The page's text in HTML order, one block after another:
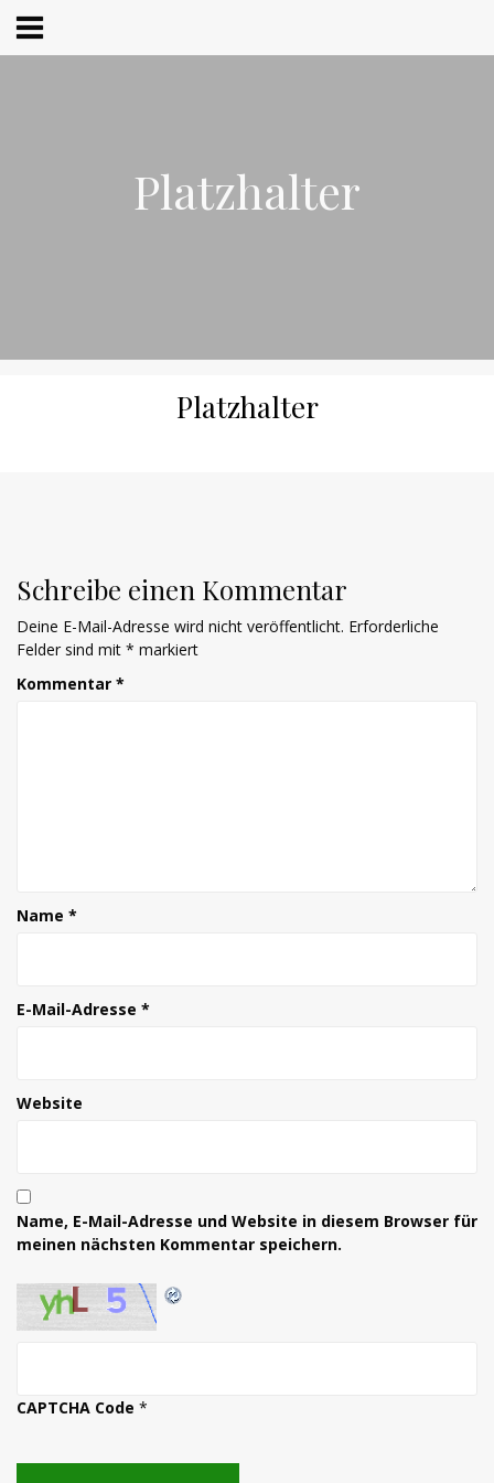
Zum
Inhalt
springen
Platzhalter
Platzhalter
Schreibe einen Kommentar
Deine E-Mail-Adresse wird nicht veröffentlicht. Erforderliche
Felder sind mit * markiert
Kommentar *
Name *
E-Mail-Adresse *
Website
Name, E-Mail-Adresse und Website in diesem Browser für
meinen nächsten Kommentar speichern.
CAPTCHA Code *